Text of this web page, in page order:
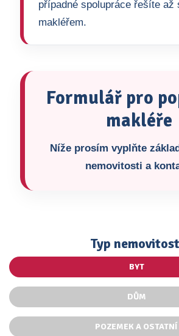
případné spolupráce řešíte až
makléřem.
Formulář pro
makléře
Níže prosím vyplňte
nemovitosti a
Typ
BYT
DŮM
POZEMEK A OSTATNÍ